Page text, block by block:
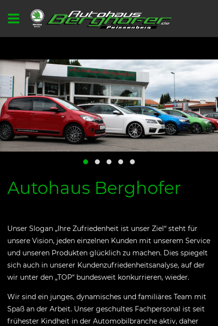
Autohaus Berghofer
Unser Slogan „Ihre Zufriedenheit ist unser Ziel“ steht für
unsere Vision, jeden einzelnen Kunden mit unserem Service
und unseren Produkten glücklich zu machen. Dies spiegelt
sich auch in unserer Kundenzufriedenheitsanalyse, auf der
wir unter den „TOP“ bundesweit konkurrieren, wieder.
Wir sind ein junges, dynamisches und familiäres Team mit
Spaß an der Arbeit. Unser geschultes Fachpersonal ist seit
frühester Kindheit in der Automobilbranche aktiv, daher